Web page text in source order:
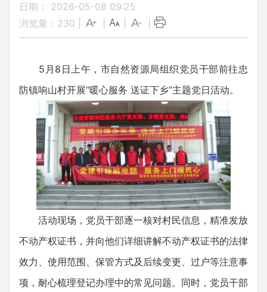
日期： 2026-05-08 09:25
浏览量： 230
5月8日上午，市自然资源局组织党员干部前往忠
防镇响山村开展“暖心服务 送证下乡”主题党日活动。
活动现场，党员干部逐一核对村民信息，精准发放
不动产权证书，并向他们详细讲解不动产权证书的法律
效力、使用范围、保管方式及后续变更、过户等注意事
项，耐心梳理登记办理中的常见问题。同时，党员干部